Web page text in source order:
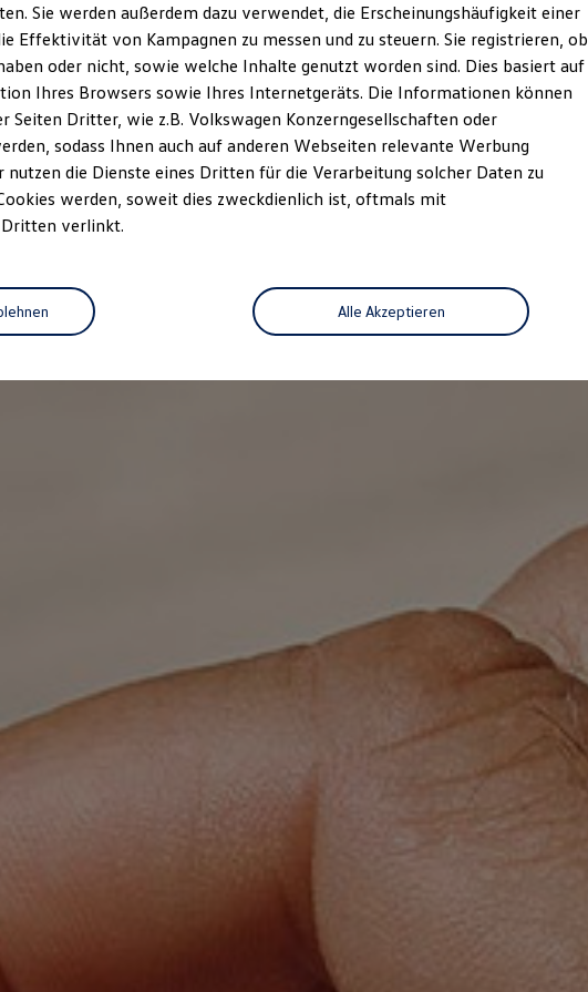
Sie werden außerdem dazu verwendet, die Erscheinungshäufigkeit einer
Effektivität von Kampagnen zu messen und zu steuern. Sie registrieren, ob
oder nicht, sowie welche Inhalte genutzt worden sind. Dies basiert auf
Ihres Browsers sowie Ihres Internetgeräts. Die Informationen können
Seiten Dritter, wie z.B. Volkswagen Konzerngesellschaften oder
sodass Ihnen auch auf anderen Webseiten relevante Werbung
nutzen die Dienste eines Dritten für die Verarbeitung solcher Daten zu
werden, soweit dies zweckdienlich ist, oftmals mit
verlinkt.
Alle Akzeptieren